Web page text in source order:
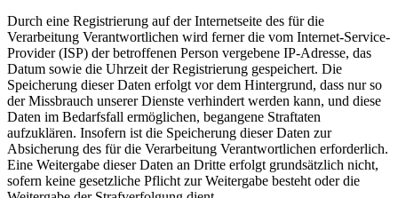
Durch eine Registrierung auf der Internetseite des für die
Verarbeitung Verantwortlichen wird ferner die vom Internet-Service-
Provider (ISP) der betroffenen Person vergebene IP-Adresse, das
Datum sowie die Uhrzeit der Registrierung gespeichert. Die
Speicherung dieser Daten erfolgt vor dem Hintergrund, dass nur so
der Missbrauch unserer Dienste verhindert werden kann, und diese
Daten im Bedarfsfall ermöglichen, begangene Straftaten
aufzuklären. Insofern ist die Speicherung dieser Daten zur
Absicherung des für die Verarbeitung Verantwortlichen erforderlich.
Eine Weitergabe dieser Daten an Dritte erfolgt grundsätzlich nicht,
sofern keine gesetzliche Pflicht zur Weitergabe besteht oder die